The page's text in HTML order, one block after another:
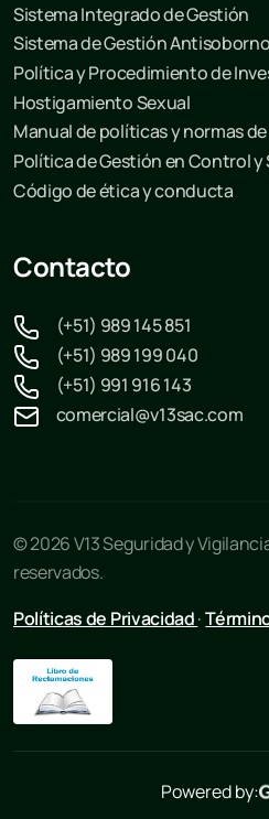
Sistema Integrado de Gestión
Sistema de Gestión Antisoborno
Política y Procedimiento de
Hostigamiento Sexual
Manual de políticas y normas
Política de Gestión en Control y
Código de ética y conducta
Contacto
(+51) 989 145 851
(+51) 989 199 040
(+51) 991 916 143
comercial@v13sac.com
© 2026 V13 Seguridad y
reservados.
Políticas de Privacidad·
Powered by: